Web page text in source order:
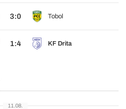
3:0 Tobol
1:4 KF Drita
11.08.